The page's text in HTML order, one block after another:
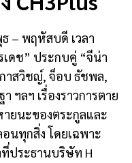
– พฤหัสบดี เวลา
เดช” ประกบคู่ “จีน่า
าสวิชญ์, จ็อบ ธัชพล,
ฯลฯ เรื่องราวการตาย
ยนะของตระกูลและ
นทุกสิ่ง โดยเฉพาะ
ประธานบริษัท H